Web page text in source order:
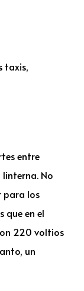
taxis,
entre
linterna. No
para los
que en el
220 voltios
un